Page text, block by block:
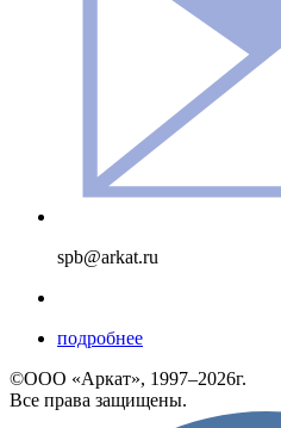
spb@arkat.ru
подробнее
©ООО «Аркат», 1997–2026г.
Все права защищены.